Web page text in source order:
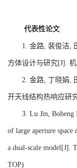
代表性论文
1. 金路 裴俊洁
方体设计与研究[J].
2. 金路 丁晓娟
开天线结构热响应研
3. Lu Jin, Boheng
of large aperture space
a dual-scale model[J].
TOP)